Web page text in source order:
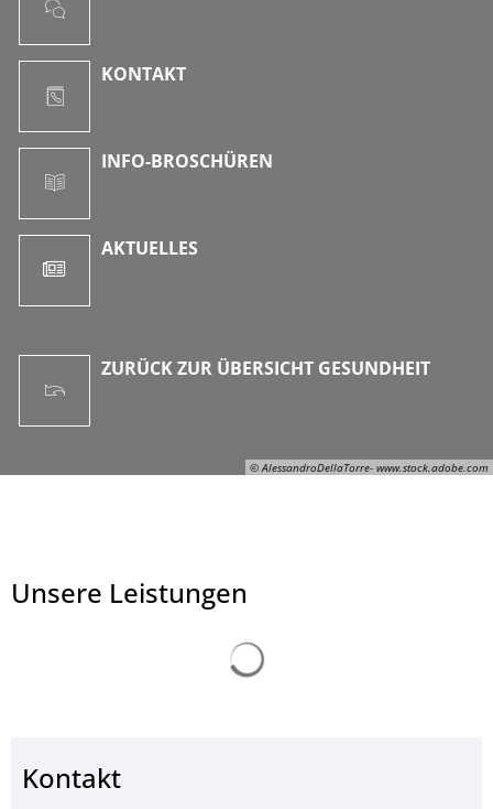
© AlessandroDellaTorre- www.stock.adobe.com
KONTAKT
INFO-BROSCHÜREN
AKTUELLES
ZURÜCK ZUR ÜBERSICHT GESUNDHEIT
Unsere Leistungen
Kontakt